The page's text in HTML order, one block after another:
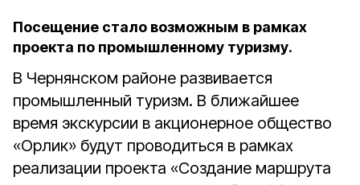
Посещение стало возможным в рамках
проекта по промышленному туризму.
В Чернянском районе развивается
промышленный туризм. В ближайшее
время экскурсии в акционерное общество
«Орлик» будут проводиться в рамках
реализации проекта «Создание маршрута